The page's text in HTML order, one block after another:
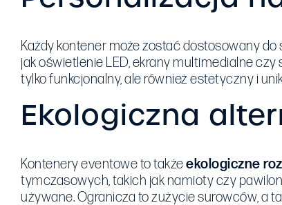
Każdy kontener może zostać dostosowany do
jak oświetlenie LED, ekrany multimedialne
tylko funkcjonalny, ale również estetyczny i
Ekologiczna
Kontenery eventowe to takżeekologiczne
tymczasowych, takich jak namioty czy
używane. Ogranicza to zużycie surowców, a